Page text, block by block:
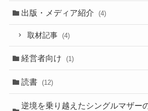
出版・メディア紹介 (4)
取材記事 (4)
経営者向け (1)
読書 (12)
逆境を乗り越えたシングルマザー